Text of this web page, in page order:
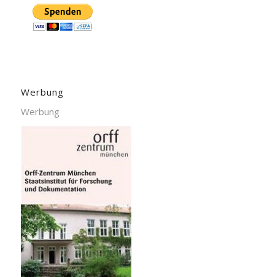
Werbung
Werbung